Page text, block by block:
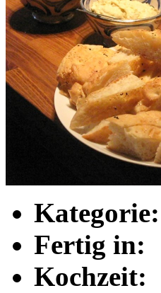
Kategorie:
Fertig in:
Kochzeit: